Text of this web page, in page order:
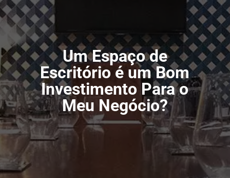
Um Espaço de
Escritório é um Bom
Investimento Para o
Meu Negócio?